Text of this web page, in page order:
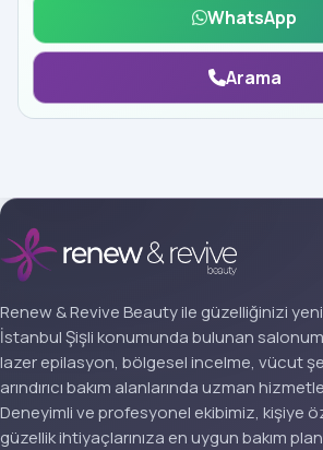
WhatsApp
Arama
Renew & Revive Beauty ile güzelliğinizi
İstanbul Şişli konumunda bulunan
lazer epilasyon, bölgesel incelme, vücut
arındırıcı bakım alanlarında uzman
Deneyimli ve profesyonel ekibimiz, kişiye
güzellik ihtiyaçlarınıza en uygun bakım